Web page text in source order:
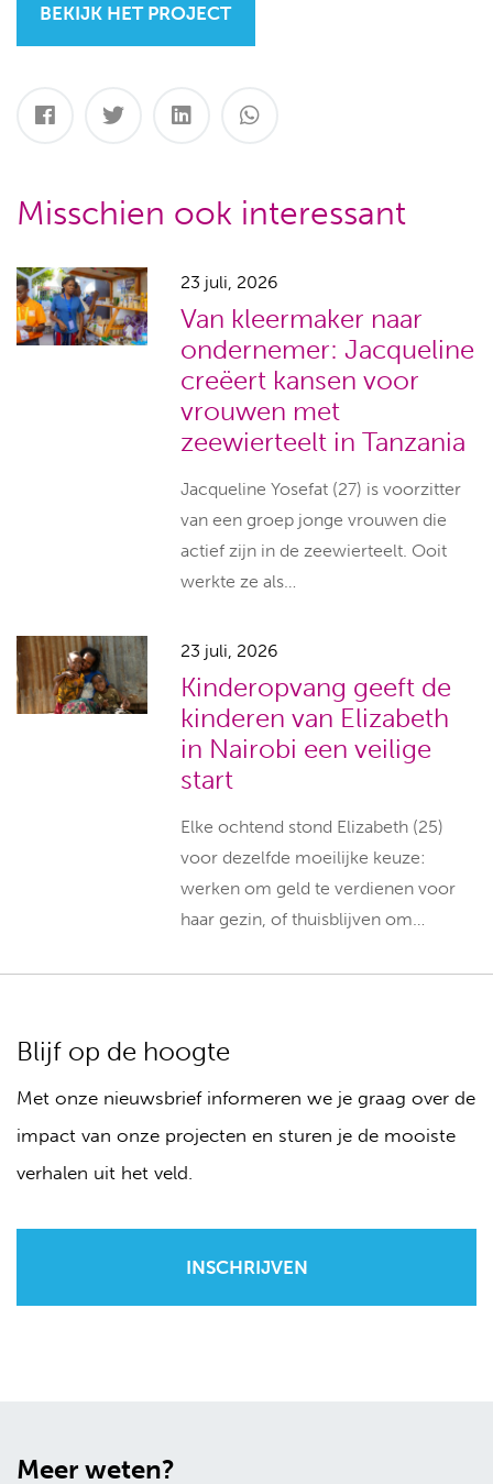
BEKIJK HET PROJECT
Misschien ook interessant
23 juli, 2026
Van kleermaker naar
ondernemer: Jacqueline
creëert kansen voor
vrouwen met
zeewierteelt in Tanzania
Jacqueline Yosefat (27) is voorzitter
van een groep jonge vrouwen die
actief zijn in de zeewierteelt. Ooit
werkte ze als…
23 juli, 2026
Kinderopvang geeft de
kinderen van Elizabeth
in Nairobi een veilige
start
Elke ochtend stond Elizabeth (25)
voor dezelfde moeilijke keuze:
werken om geld te verdienen voor
haar gezin, of thuisblijven om…
Blijf op de hoogte
Met onze nieuwsbrief informeren we je graag over de
impact van onze projecten en sturen je de mooiste
verhalen uit het veld.
Meer weten?